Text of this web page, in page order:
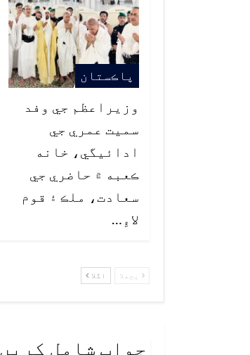
پاڪستان
وزيراعظم جي وفد
سميت عمري جي
ادائيگي، خانه
ڪعبه ۾ حاضري جي
سعادت، ملڪ ۽ قوم
لاءِ…
پچھلا اگلا
جواب شامل کریں